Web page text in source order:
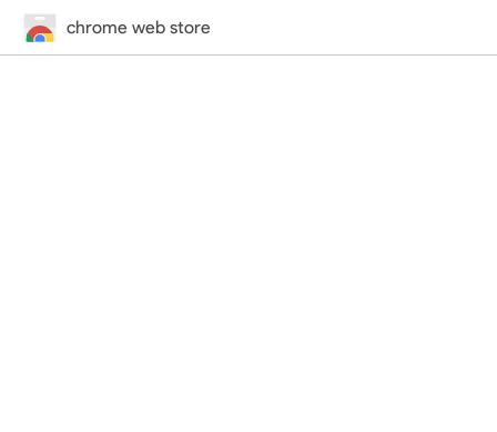
chrome web store